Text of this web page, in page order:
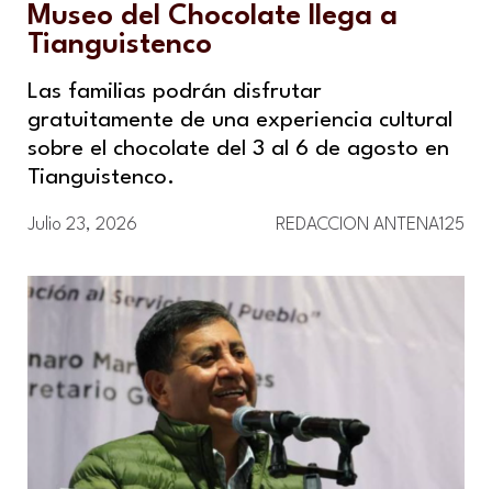
Museo del Chocolate llega a
Tianguistenco
Las familias podrán disfrutar
gratuitamente de una experiencia cultural
sobre el chocolate del 3 al 6 de agosto en
Tianguistenco.
Julio 23, 2026 REDACCION ANTENA125